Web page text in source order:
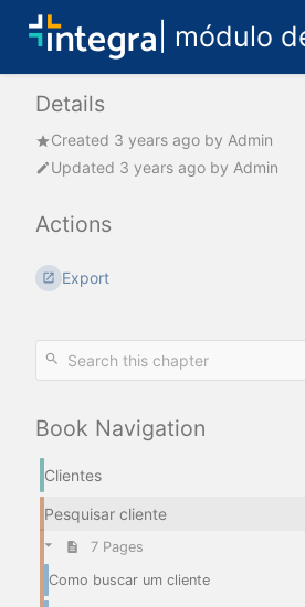
| módulo
Book Navigation
Clientes
Pesquisar cliente
7 Pages
Como buscar um cliente
Details
Created 3 years ago by Admin
Updated 3 years ago by Admin
Actions
Export